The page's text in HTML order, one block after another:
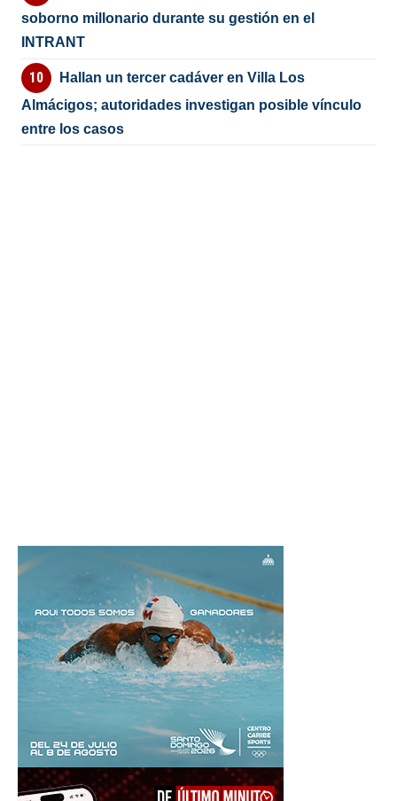
soborno millonario durante su gestión en el
INTRANT
Hallan un tercer cadáver en Villa Los
Almácigos; autoridades investigan posible vínculo
entre los casos